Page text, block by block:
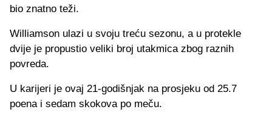
bio znatno teži.
Williamson ulazi u svoju treću sezonu, a u protekle
dvije je propustio veliki broj utakmica zbog raznih
povreda.
U karijeri je ovaj 21-godišnjak na prosjeku od 25.7
poena i sedam skokova po meču.